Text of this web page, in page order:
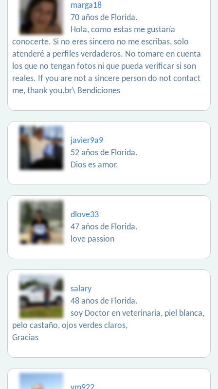
marga18
70 años de Florida.
Hola, como estas me gustaría
conocerte. Si no eres sincero no me escribas, solo
atenderé a perfiles verdaderos. No tomare en cuenta
los que no tengan fotos ni que pueda verificar si son
reales. If you are not a sincere person do not contact
me, thank you.br\ Bendiciones
javier9a9
52 años de Florida.
Dios es amor.
dlove33
47 años de Florida.
love passion
salary
48 años de Florida.
soy Doctor en veterinaria, piel blanca,
pelo castaño, ojos verdes claros,
Gracias